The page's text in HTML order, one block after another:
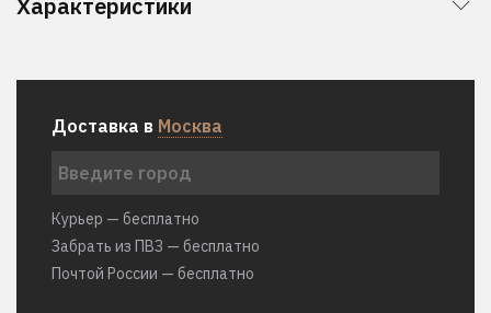
Характеристики
Доставка в Москва
Курьер — бесплатно
Забрать из ПВЗ — бесплатно
Почтой России — бесплатно